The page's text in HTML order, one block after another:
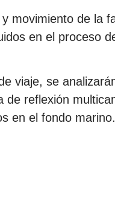
movimiento de la
en el proceso
viaje, se
de reflexión
en el fondo marino.